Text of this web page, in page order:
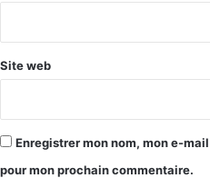
Site web
Enregistrer mon nom, mon e-
pour mon prochain commentaire.